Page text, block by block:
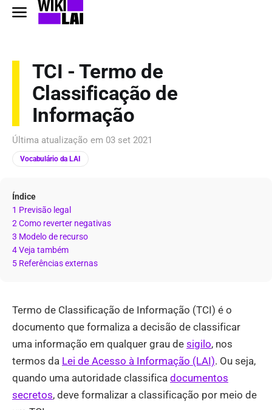
TCI - Termo de
Classificação de
Informação
Última atualização em 03 set 2021
Vocabulário da LAI
Índice
1 Previsão legal
2 Como reverter negativas
3 Modelo de recurso
4 Veja também
5 Referências externas
Termo de Classificação de Informação (TCI) é o
documento que formaliza a decisão de classificar
uma informação em qualquer grau de sigilo, nos
termos da Lei de Acesso à Informação (LAI). Ou seja,
quando uma autoridade classifica documentos
secretos, deve formalizar a classificação por meio de